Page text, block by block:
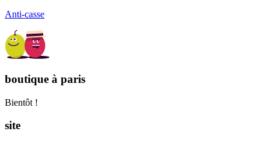
Anti-casse
boutique à paris
Bientôt !
site